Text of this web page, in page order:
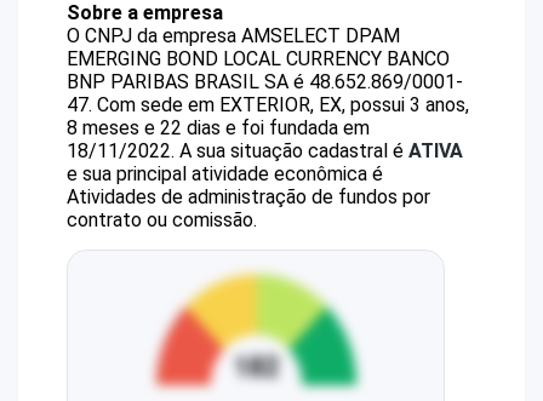
Sobre a empresa
O CNPJ da empresa AMSELECT DPAM
EMERGING BOND LOCAL CURRENCY BANCO
BNP PARIBAS BRASIL SA é 48.652.869/0001-
47. Com sede em EXTERIOR, EX, possui 3 anos,
8 meses e 22 dias e foi fundada em
18/11/2022. A sua situação cadastral é ATIVA
e sua principal atividade econômica é
Atividades de administração de fundos por
contrato ou comissão.